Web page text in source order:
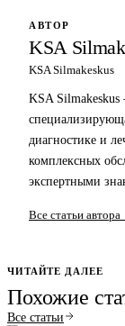
АВТОР
KSA
KSA Silmakeskus
KSA
диагностике и
комплексных
экспертными
Все статьи
ЧИТАЙТЕ ДАЛЕЕ
Похожие
Все статьи